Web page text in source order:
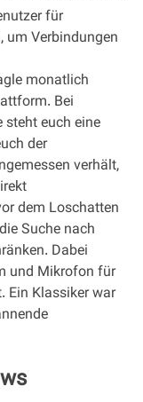
für
um Verbindungen
monatlich
Bei
euch eine
der
verhält,
dem Loschatten
Suche nach
Dabei
und Mikrofon für
Ein Klassiker war